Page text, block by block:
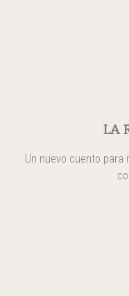
LA
Un nuevo cuento para